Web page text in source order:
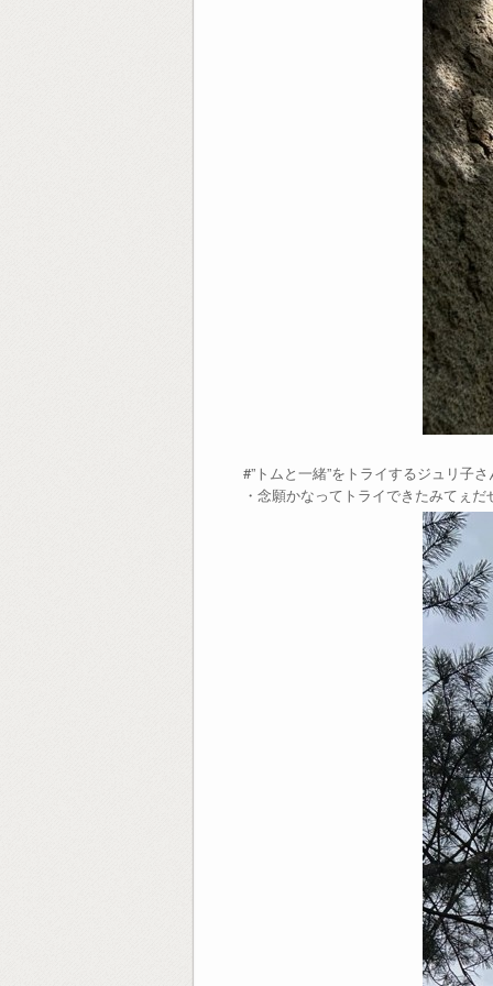
#”トムと一緒”をトライするジュリ子さ
・念願かなってトライできたみてぇだ